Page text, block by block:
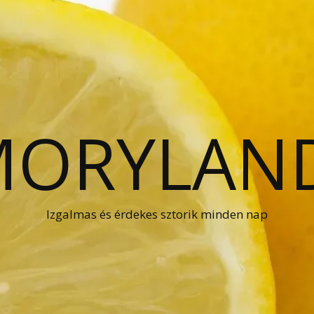
Izgalmas és érdekes sztorik minden nap